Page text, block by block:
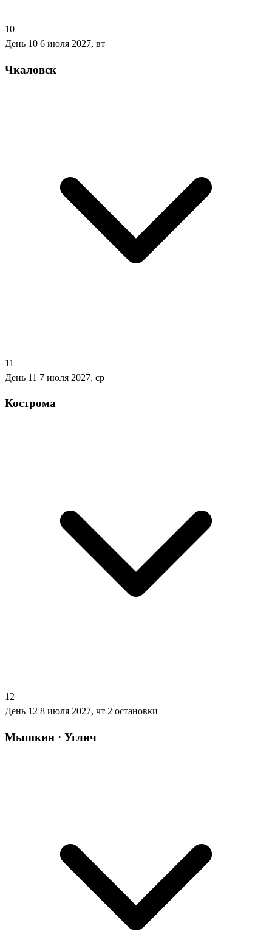
10
День 10 6 июля 2027, вт
Чкаловск
11
День 11 7 июля 2027, ср
Кострома
12
День 12 8 июля 2027, чт 2 остановки
Мышкин · Углич